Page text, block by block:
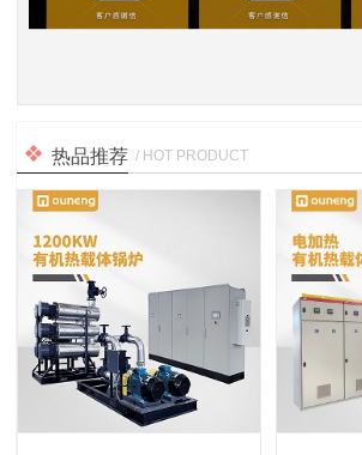
热品推荐 / HOT PRODUCT